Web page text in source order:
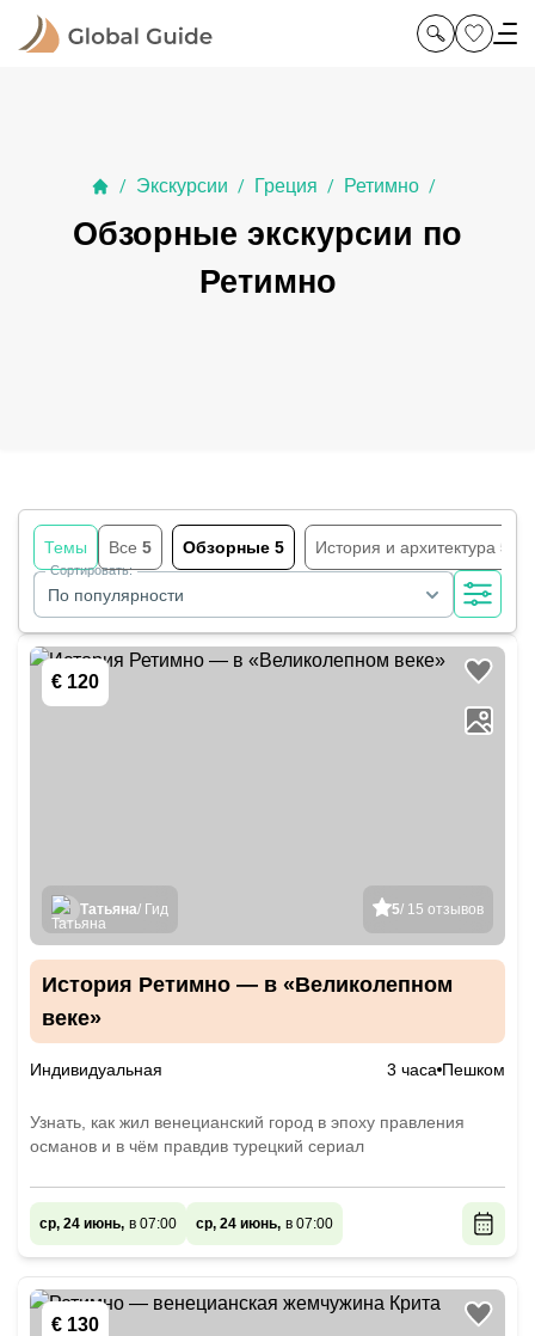
/ Экскурсии / Греция / Ретимно /
Обзорные экскурсии по
Ретимно
Темы Все 5 Обзорные 5 История и архитектура 5
По популярности
Сортировать:
€ 120
5/ 15 отзывов
Татьяна/ Гид
История Ретимно — в «Великолепном
веке»
Индивидуальная 3 часа Пешком
Узнать, как жил венецианский город в эпоху правления
османов и в чём правдив турецкий сериал
ср, 24 июнь, в 07:00 ср, 24 июнь, в 07:00
€ 130